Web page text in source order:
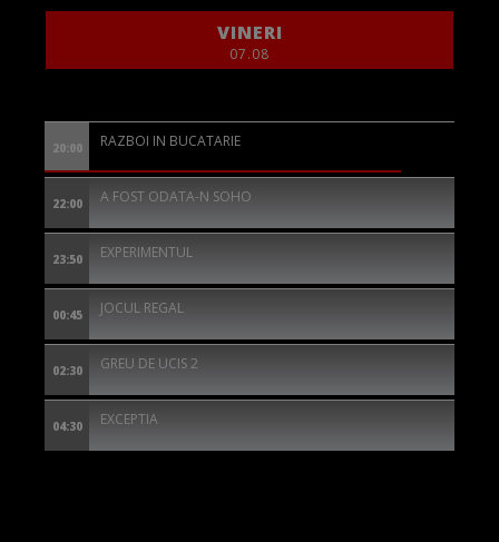
VINERI
07.08
20:00 RAZBOI IN BUCATARIE
22:00 A FOST ODATA-N SOHO
23:50 EXPERIMENTUL
00:45 JOCUL REGAL
02:30 GREU DE UCIS 2
04:30 EXCEPTIA